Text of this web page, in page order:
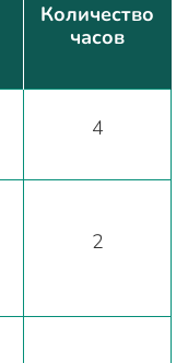
Количество
часов
4
2